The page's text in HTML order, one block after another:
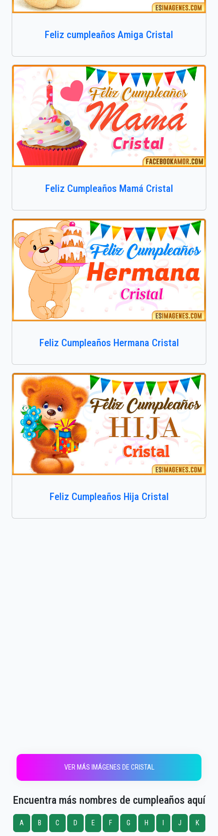
Feliz cumpleaños Amiga Cristal
Feliz Cumpleaños Mamá Cristal
Feliz Cumpleaños Hermana Cristal
Feliz Cumpleaños Hija Cristal
VER MÁS IMÁGENES DE CRISTAL
Encuentra más nombres de cumpleaños aquí
A B C D E F G H J K